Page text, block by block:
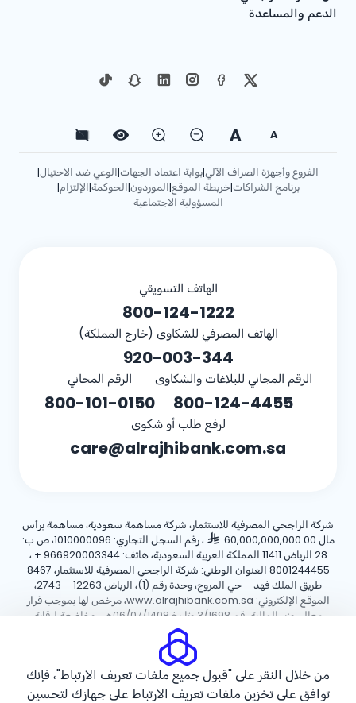
الدعم والمساعدة
A
A
الفروع وأجهزة الصراف الآلي|بوابة اعتماد الجهات|الوعي ضد الاحتيال|
برنامج الشراكات|خريطة الموقع|الموردون|الحوكمة|الإلتزام|
المسؤولية الاجتماعية
الهاتف التسويقي
800-124-1222
الهاتف المصرفي للشكاوى (خارج المملكة)
920-003-344
الرقم المجاني للبلاغات والشكاوى
800-124-4455
الرقم المجاني
800-101-0150
لرفع طلب أو شكوى
care@alrajhibank.com.sa
شركة الراجحي المصرفية للاستثمار، شركة مساهمة سعودية، مساهمة برأس
مال 60,000,000,000.00
، رقم السجل التجاري: 1010000096، ص.ب:
28 الرياض 11411 المملكة العربية السعودية، هاتف:
+ 966920003344 ،
8001244455 العنوان الوطني: شركة الراجحي المصرفية للاستثمار، 8467
طريق الملك فهد – حي المروج، وحدة رقم (1)، الرياض 12263 – 2743،
الموقع الإلكتروني: www.alrajhibank.com.sa، مرخص لها بموجب قرار
معالي وزير المالية رقم 3/1698 وتاريخ 06/07/1408هـ ، وخاضعة لرقابة
وإشراف البنك المركزي السعودي.
سياسة ملفات تعريف الارتباط سياسة الخصوصية الأحكام والشروط
من خلال النقر على "قبول جميع ملفات تعريف الارتباط"، فإنك
توافق على تخزين ملفات تعريف الارتباط على جهازك لتحسين